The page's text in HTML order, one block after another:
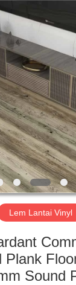
Lem Lantai Vinyl
Plank
Sound